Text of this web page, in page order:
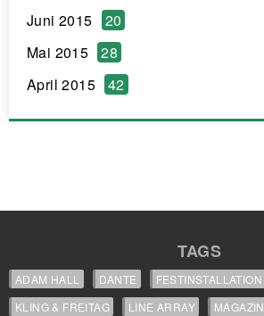
Juni 2015
20
Mai 2015
28
April 2015
42
TAGS
ADAM HALL DANTE FESTINSTALLATION
KLING & FREITAG
LINE ARRAY MAGAZIN